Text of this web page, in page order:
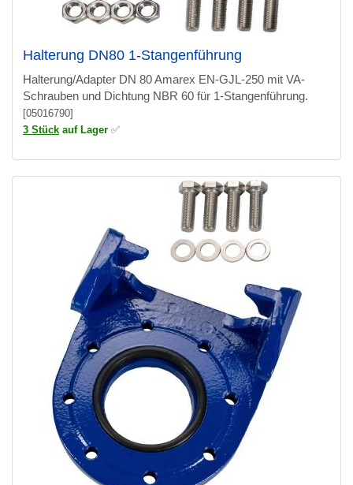
Halterung DN80 1-Stangenführung
Halterung/Adapter DN 80 Amarex EN-GJL-250 mit VA-
Schrauben und Dichtung NBR 60 für 1-Stangenführung.
[05016790]
3 Stück auf Lager ✅